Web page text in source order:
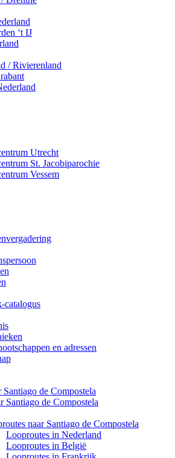
‘t IJ
/ Rivierenland
Utrecht
St. Jacobiparochie
Vessem
catalogus
en adressen
Santiago de Compostela
Santiago de Compostela
naar Santiago de Compostela
Looproutes in Nederland
Looproutes in België